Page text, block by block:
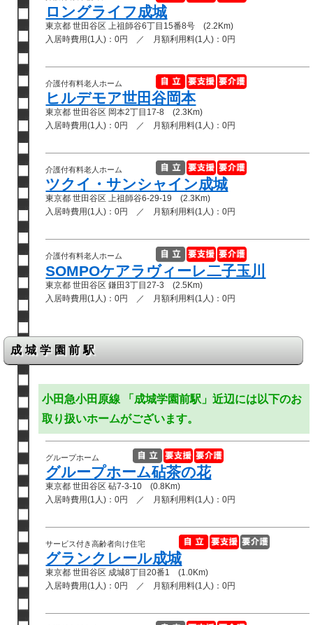
ロングライフ成城
東京都 世田谷区 上祖師谷6丁目15番8号 (2.2Km)
入居時費用(1人)：0円 ／ 月額利用料(1人)：0円
介護付有料老人ホーム
ヒルデモア世田谷岡本
東京都 世田谷区 岡本2丁目17-8 (2.3Km)
入居時費用(1人)：0円 ／ 月額利用料(1人)：0円
介護付有料老人ホーム
ツクイ・サンシャイン成城
東京都 世田谷区 上祖師谷6-29-19 (2.3Km)
入居時費用(1人)：0円 ／ 月額利用料(1人)：0円
介護付有料老人ホーム
SOMPOケアラヴィーレ二子玉川
東京都 世田谷区 鎌田3丁目27-3 (2.5Km)
入居時費用(1人)：0円 ／ 月額利用料(1人)：0円
成城学園前駅
小田急小田原線 「成城学園前駅」近辺には以下のお
取り扱いホームがございます。
グループホーム
グループホーム砧茶の花
東京都 世田谷区 砧7-3-10 (0.8Km)
入居時費用(1人)：0円 ／ 月額利用料(1人)：0円
サービス付き高齢者向け住宅
グランクレール成城
東京都 世田谷区 成城8丁目20番1 (1.0Km)
入居時費用(1人)：0円 ／ 月額利用料(1人)：0円